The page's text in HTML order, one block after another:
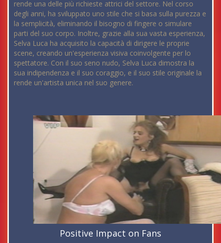
rende una delle più richieste attrici del settore. Nel corso
degli anni, ha sviluppato uno stile che si basa sulla purezza e
la semplicità, eliminando il bisogno di fingere o simulare
parti del suo corpo. Inoltre, grazie alla sua vasta esperienza,
Selva Luca ha acquisito la capacità di dirigere le proprie
scene, creando un'esperienza visiva coinvolgente per lo
spettatore. Con il suo seno nudo, Selva Luca dimostra la
sua indipendenza e il suo coraggio, e il suo stile originale la
rende un'artista unica nel suo genere.
Positive Impact on Fans